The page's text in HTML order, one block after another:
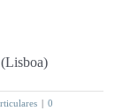
| 0